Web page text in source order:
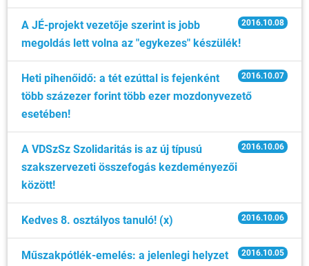
2016.10.08
A JÉ-projekt vezetője szerint is jobb
megoldás lett volna az "egykezes" készülék!
2016.10.07
Heti pihenőidő: a tét ezúttal is fejenként
több százezer forint több ezer mozdonyvezető
esetében!
2016.10.06
A VDSzSz Szolidaritás is az új típusú
szakszervezeti összefogás kezdeményezői
között!
2016.10.06
Kedves 8. osztályos tanuló! (x)
2016.10.05
Műszakpótlék-emelés: a jelenlegi helyzet